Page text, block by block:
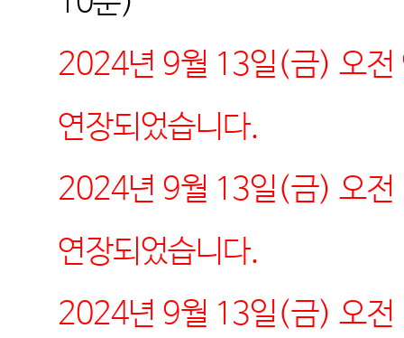
2024년 9월 13일(금) 오전
연장되었습니다.
2024년 9월 13일(금) 오전
연장되었습니다.
2024년 9월 13일(금) 오전